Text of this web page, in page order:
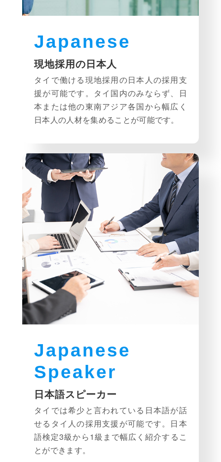
Japanese
現地採用の日本人
タイで働ける現地採用の日本人の採用支
援が可能です。タイ国内のみならず、日
本または他の東南アジア各国から幅広く
日本人の人材を集めることが可能です。
Japanese
Speaker
日本語スピーカー
タイでは希少と言われている日本語が話
せるタイ人の採用支援が可能です。日本
語検定3級から1級まで幅広く紹介するこ
とができます。